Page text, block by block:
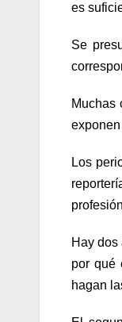
es
Se
Muchas
Los
Hay
por qué
hagan